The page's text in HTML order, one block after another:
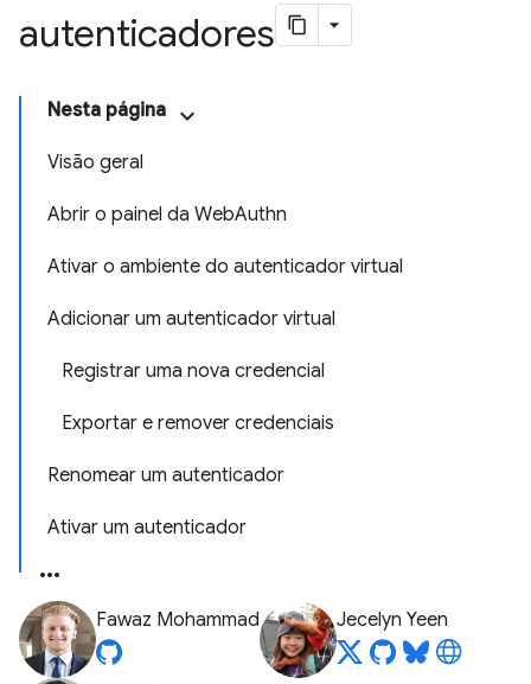
autenticadores
Nesta página
Visão geral
Abrir o painel da WebAuthn
Ativar o ambiente do autenticador virtual
Adicionar um autenticador virtual
Registrar uma nova credencial
Exportar e remover credenciais
Renomear um autenticador
Ativar um autenticador
Fawaz Mohammad Jecelyn Yeen